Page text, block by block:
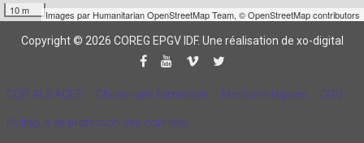
10 m Images par Humanitarian OpenStreetMap Team, © OpenStreetMap contributors
Copyright © 2026 COREG EPGV IDF. Une réalisation de xo-digital
CQP ALS AGEE Choisir une formation Mentions légales CGV
Politique de protection des données